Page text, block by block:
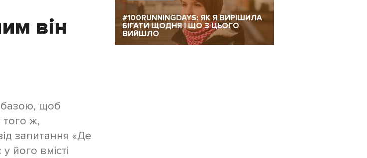
він
базою, щоб
того ж,
запитання «Де
його вмісті
#100RUNNINGDAYS: ЯК Я ВИРІШИЛА
БІГАТИ ЩОДНЯ І ЩО З ЦЬОГО
ВИЙШЛО